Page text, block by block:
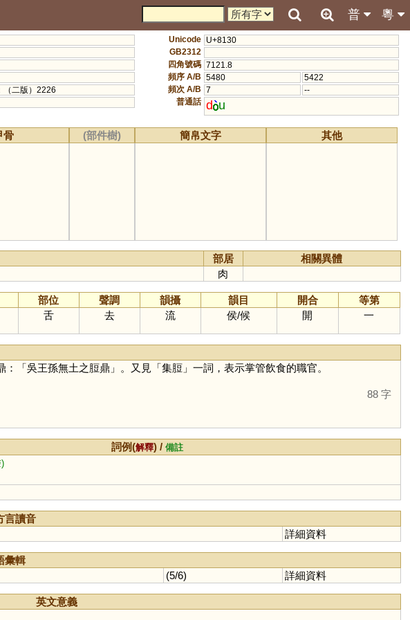
粵
普
（二版）2226
Unicode U+8130
GB2312
四角號碼 7121.8
頻序 A/B 5480
5422
頻次 A/B 7
--
普通話 d u
骨 (部件樹) 簡帛文字 其他
部居
相關異體
肉
部位 聲調 韻攝 韻目 開合
等第
舌 去 流 侯/候 開 一
「吳王孫無土之脰鼎」。又見「集脰」一詞，表示掌管飲食的職官。
88 字
詞例(解釋) /備註
言讀音
詳細資料
彙輯
(5/6) 詳細資料
英文意義